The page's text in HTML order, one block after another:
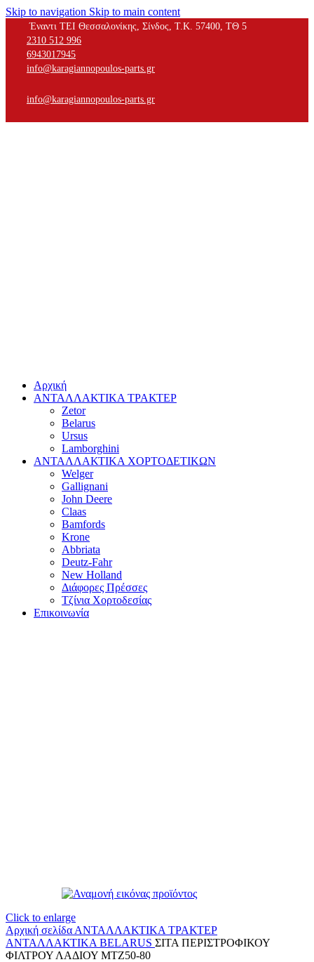
Skip to navigation Skip to main content
Έναντι ΤΕΙ Θεσσαλονίκης, Σίνδος, Τ.Κ. 57400, ΤΘ 5
2310 512 996
6943017945
info@karagiannopoulos-parts.gr
info@karagiannopoulos-parts.gr
Αρχική
ΑΝΤΑΛΛΑΚΤΙΚΑ ΤΡΑΚΤΕΡ
Zetor
Belarus
Ursus
Lamborghini
ΑΝΤΑΛΛΑΚΤΙΚΑ ΧΟΡΤΟΔΕΤΙΚΩΝ
Welger
Gallignani
John Deere
Claas
Bamfords
Krone
Abbriata
Deutz-Fahr
New Holland
Διάφορες Πρέσσες
Τζίνια Χορτοδεσίας
Επικοινωνία
Click to enlarge
Αρχική σελίδα ΑΝΤΑΛΛΑΚΤΙΚΑ ΤΡΑΚΤΕΡ
ΑΝΤΑΛΛΑΚΤΙΚΑ BELARUS ΣΙΤΑ ΠΕΡΙΣΤΡΟΦΙΚΟΥ
ΦΙΛΤΡΟΥ ΛΑΔΙΟΥ ΜΤΖ50-80